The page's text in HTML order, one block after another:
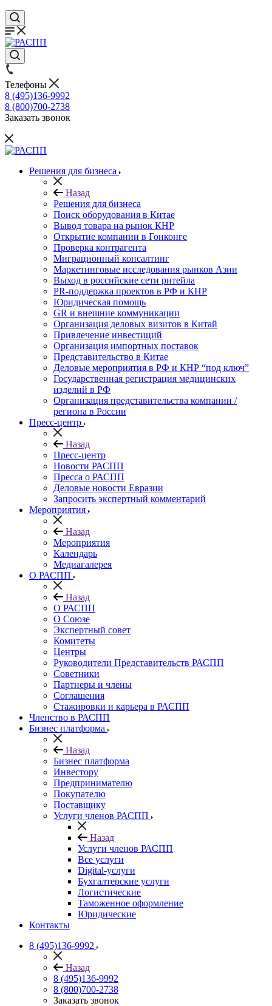
Телефоны
8 (495)136-9992
8 (800)700-2738
Заказать звонок
Решения для бизнеса
Назад
Решения для бизнеса
Поиск оборудования в Китае
Вывод товара на рынок КНР
Открытие компании в Гонконге
Проверка контрагента
Миграционный консалтинг
Маркетинговые исследования рынков Азии
Выход в российские сети ритейла
PR-поддержка проектов в РФ и КНР
Юридическая помощь
GR и внешние коммуникации
Организация деловых визитов в Китай
Привлечение инвестиций
Организация импортных поставок
Представительство в Китае
Деловые мероприятия в РФ и КНР “под ключ”
Государственная регистрация медицинских
изделий в РФ
Организация представительства компании /
региона в России
Пресс-центр
Назад
Пресс-центр
Новости РАСПП
Пресса о РАСПП
Деловые новости Евразии
Запросить экспертный комментарий
Мероприятия
Назад
Мероприятия
Календарь
Медиагалерея
О РАСПП
Назад
О РАСПП
О Союзе
Экспертный совет
Комитеты
Центры
Руководители Представительств РАСПП
Советники
Партнеры и члены
Соглашения
Стажировки и карьера в РАСПП
Членство в РАСПП
Бизнес платформа
Назад
Бизнес платформа
Инвестору
Предпринимателю
Покупателю
Поставщику
Услуги членов РАСПП
Назад
Услуги членов РАСПП
Все услуги
Digital-услуги
Бухгалтерские услуги
Логистические
Таможенное оформление
Юридические
Контакты
8 (495)136-9992
Назад
8 (495)136-9992
8 (800)700-2738
Заказать звонок